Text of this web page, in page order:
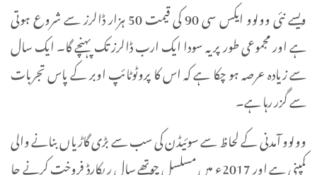
ویسے نئی وولوو ایکس سی 90 کی قیمت 50 ہزار ڈالرز سے شروع ہوتی
ہے اور مجموعی طور پر یہ سودا ایک ارب ڈالرز تک پہنچے گا۔ ایک سال
سے زیادہ عرصہ ہو چکا ہے کہ اس کا پروٹوٹائپ اوبر کے پاس تجربات
سے گزر رہا ہے۔
وولوو آمدنی کے لحاظ سے سوئیڈن کی سب سے بڑی گاڑیاں بنانے والی
کمپنی ہے اور 2017ء میں مسلسل چوتھے سال ریکارڈ فروخت کرنے جا